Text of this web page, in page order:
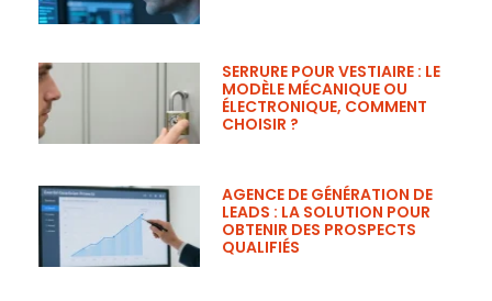
SERRURE POUR VESTIAIRE : LE
MODÈLE MÉCANIQUE OU
ÉLECTRONIQUE, COMMENT
CHOISIR ?
AGENCE DE GÉNÉRATION DE
LEADS : LA SOLUTION POUR
OBTENIR DES PROSPECTS
QUALIFIÉS